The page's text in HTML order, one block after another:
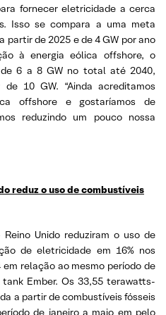
fornecer eletricidade a cerca
Isso se compara a uma meta
partir de 2025 e de 4 GW por ano
à energia eólica offshore, o
6 a 8 GW no total até 2040,
10 GW. “Ainda acreditamos
offshore e gostaríamos de
reduzindo um pouco nossa
reduz o uso de combustíveis
Unido reduziram o uso de
de eletricidade em 16% nos
relação ao mesmo período de
Ember. Os 33,55 terawatts-
a partir de combustíveis fósseis
de janeiro a maio em pelo